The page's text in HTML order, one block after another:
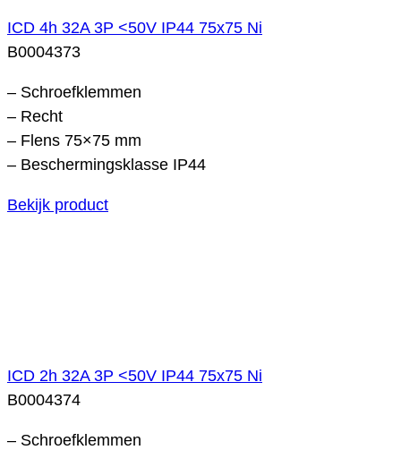
ICD 4h 32A 3P <50V IP44 75x75 Ni
B0004373
– Schroefklemmen
– Recht
– Flens 75×75 mm
– Beschermingsklasse IP44
Bekijk product
ICD 2h 32A 3P <50V IP44 75x75 Ni
B0004374
– Schroefklemmen